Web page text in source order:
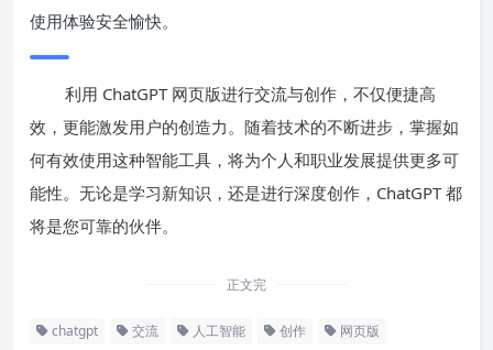
使用体验安全愉快。
利用 ChatGPT 网页版进行交流与创作，不仅便捷高
效，更能激发用户的创造力。随着技术的不断进步，掌握如
何有效使用这种智能工具，将为个人和职业发展提供更多可
能性。无论是学习新知识，还是进行深度创作，ChatGPT 都
将是您可靠的伙伴。
正文完
chatgpt 交流 人工智能 创作 网页版